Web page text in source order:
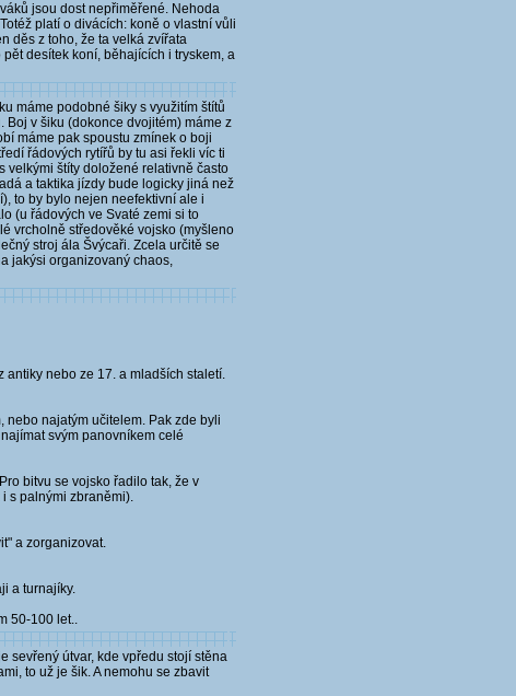
jsou dost nepřiměřené. Nehoda
platí o divácích: koně o vlastní vůli
děs z toho, že ta velká zvířata
desítek koní, běhajících i tryskem, a
máme podobné šiky s využitím štítů
v šiku (dokonce dvojitém) máme z
máme pak spoustu zmínek o boji
řádových rytířů by tu asi řekli víc ti
velkými štíty doložené relativně často
a taktika jízdy bude logicky jiná než
to by bylo nejen neefektivní ale i
(u řádových ve Svaté zemi si to
vrcholně středověké vojsko (myšleno
stroj ála Švýcaři. Zcela určitě se
jakýsi organizovaný chaos,
antiky nebo ze 17. a mladších staletí.
nebo najatým učitelem. Pak zde byli
svým panovníkem celé
bitvu se vojsko řadilo tak, že v
s palnými zbraněmi).
a zorganizovat.
a turnajíky.
50-100 let..
sevřený útvar, kde vpředu stojí stěna
to už je šik. A nemohu se zbavit